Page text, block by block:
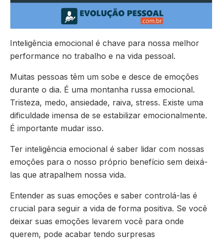
Inteligência emocional é chave para nossa melhor
performance no trabalho e na vida pessoal.
Muitas pessoas têm um sobe e desce de emoções
durante o dia. É uma montanha russa emocional.
Tristeza, medo, ansiedade, raiva, stress. Existe uma
dificuldade imensa de se estabilizar emocionalmente.
É importante mudar isso.
Ter inteligência emocional é saber lidar com nossas
emoções para o nosso próprio benefício sem deixá-
las que atrapalhem nossa vida.
Entender as suas emoções e saber controlá-las é
crucial para seguir a vida de forma positiva. Se você
deixar suas emoções levarem você para onde
querem, pode acabar tendo surpresas